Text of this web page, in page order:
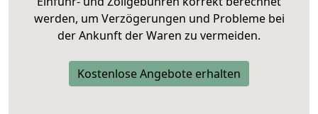
werden, um Verzögerungen und Probleme bei
der Ankunft der Waren zu vermeiden.
Kostenlose Angebote erhalten